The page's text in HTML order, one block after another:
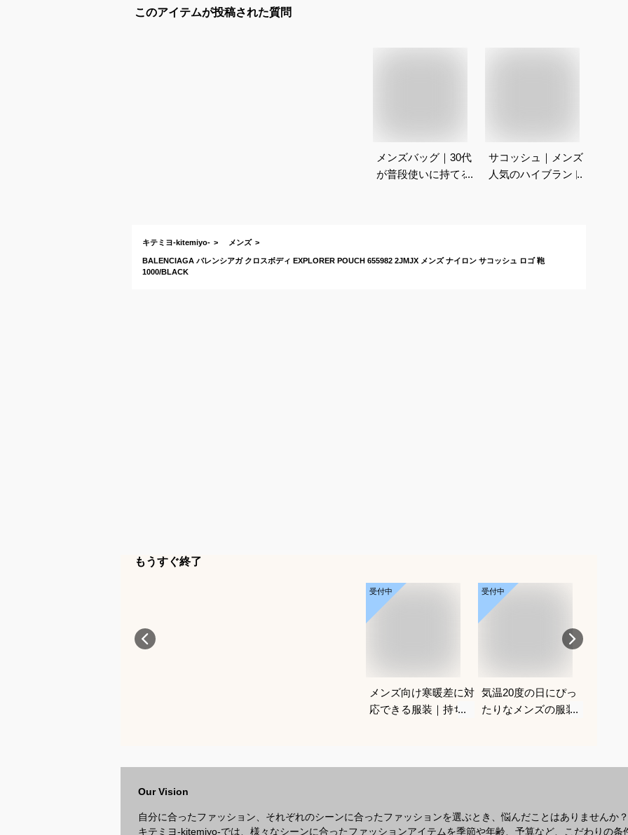
このアイテムが投稿された質問
メンズバッグ｜30代
が普段使いに持てるハ
サコッシュ｜メンズに
人気のハイブランド！
キテミヨ-kitemiyo- メンズ
BALENCIAGA バレンシアガ クロスボディ EXPLORER POUCH 655982 2JMJX メンズ ナイロン サコッシュ ロゴ 鞄
1000/BLACK
もうすぐ終了
受付中
メンズ向け寒暖差に対
応できる服装｜持ち運
受付中
気温20度の日にぴっ
たりなメンズの服装で
Our Vision
自分に合ったファッション、それぞれのシーンに合ったファッションを選ぶとき、悩んだことはありませんか？
キテミヨ-kitemiyo-では、様々なシーンに合ったファッションアイテムを季節や年齢、予算など、こだわりの条